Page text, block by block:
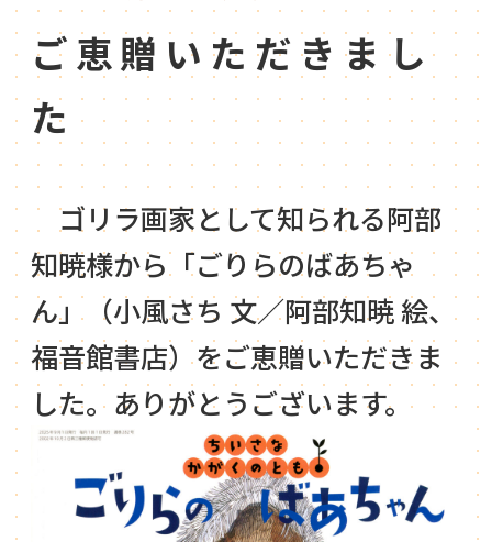
ご恵贈いただきまし
た
ゴリラ画家として知られる阿部
知暁様から「ごりらのばあちゃ
ん」（小風さち 文／阿部知暁 絵、
福音館書店）をご恵贈いただきま
した。ありがとうございます。